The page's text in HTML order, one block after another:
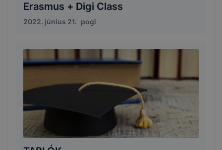
Erasmus + Digi Class
2022. június 21. pogi